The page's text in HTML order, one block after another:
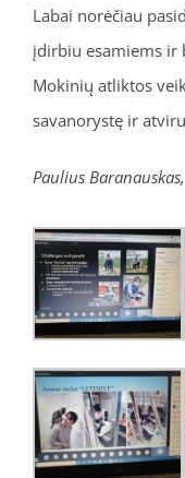
Labai norėčiau
įdirbiu esamiems ir
Mokinių atliktos
savanorystę ir
Paulius